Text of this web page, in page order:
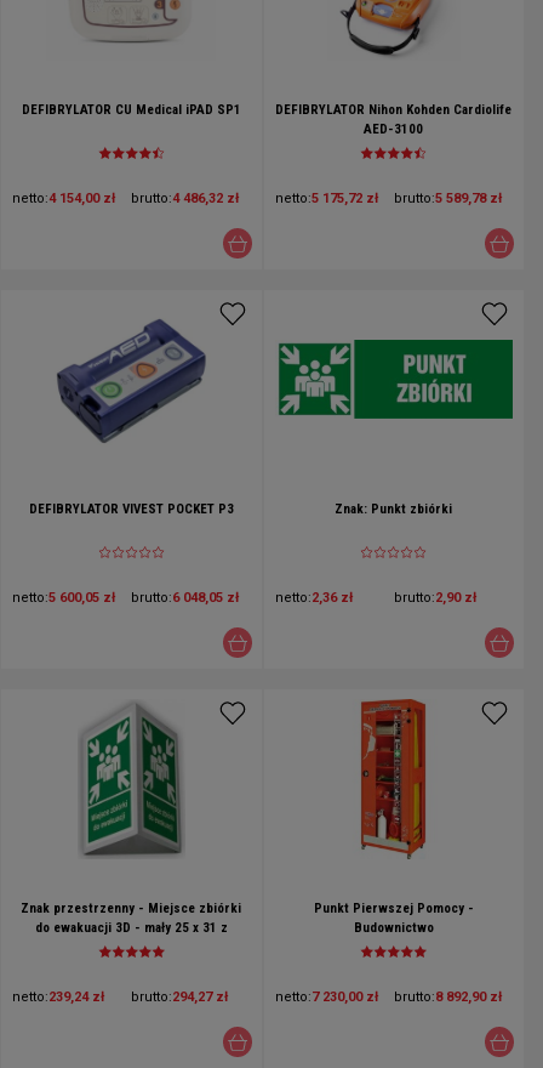
DEFIBRYLATOR CU Medical iPAD SP1
netto:4 154,00 zł brutto:4 486,32 zł
DEFIBRYLATOR Nihon Kohden Cardiolife
AED-3100
netto:5 175,72 zł brutto:5 589,78 zł
DEFIBRYLATOR VIVEST POCKET P3
netto:5 600,05 zł brutto:6 048,05 zł
Znak: Punkt zbiórki
netto:2,36 zł brutto:2,90 zł
Znak przestrzenny - Miejsce zbiórki
do ewakuacji 3D - mały 25 x 31 z
konstrukcją
netto:239,24 zł brutto:294,27 zł
Punkt Pierwszej Pomocy -
Budownictwo
netto:7 230,00 zł brutto:8 892,90 zł